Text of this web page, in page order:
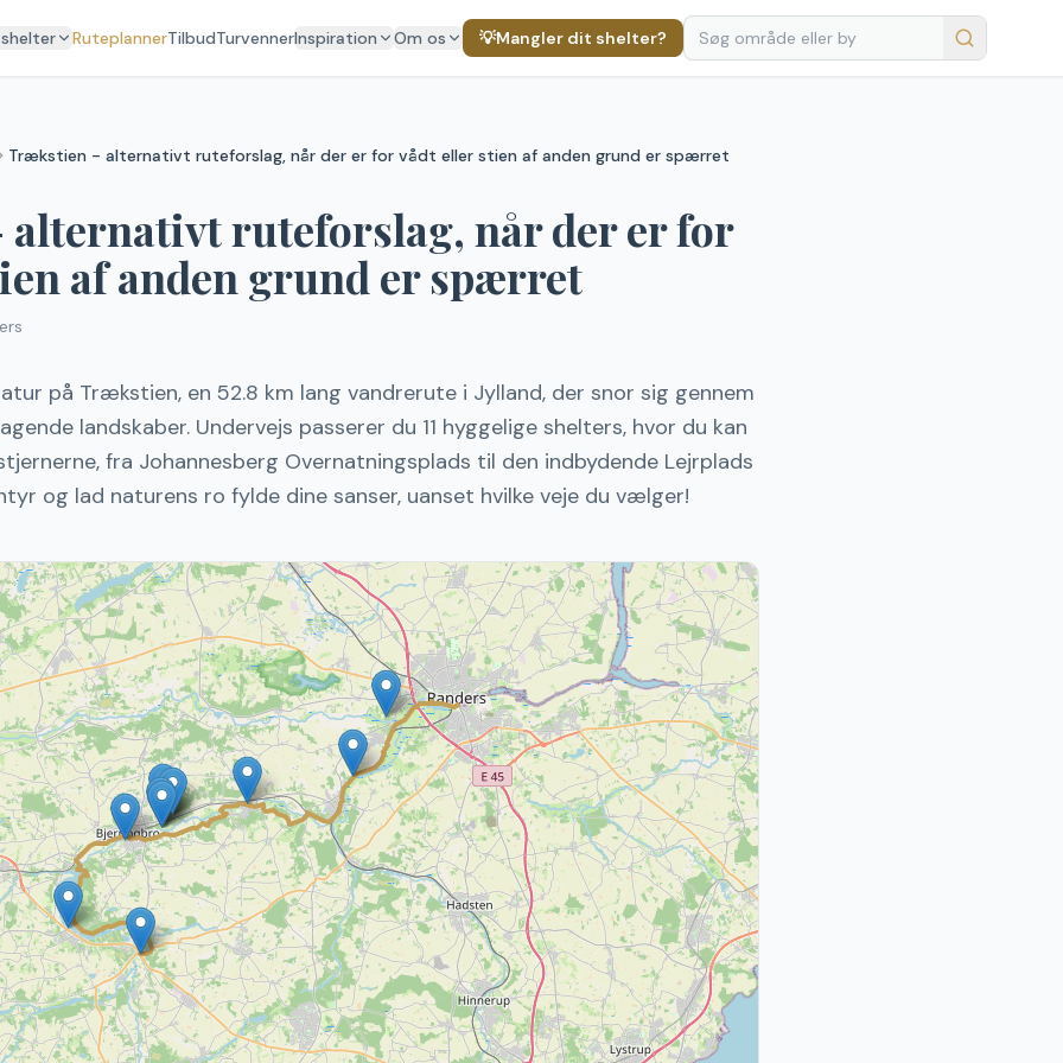
RuteplannerTilbudTurvennerInspiration Om os 💡Mangler dit shelter?
Trækstien - alternativt ruteforslag, når der er for vådt eller stien af anden grund er spærret
ruteforslag, når der er for
af anden grund er spærret
på Trækstien, en 52.8 km lang vandrerute i Jylland, der snor sig gennem
landskaber. Undervejs passerer du 11 hyggelige shelters, hvor du kan
fra Johannesberg Overnatningsplads til den indbydende Lejrplads
og lad naturens ro fylde dine sanser, uanset hvilke veje du vælger!